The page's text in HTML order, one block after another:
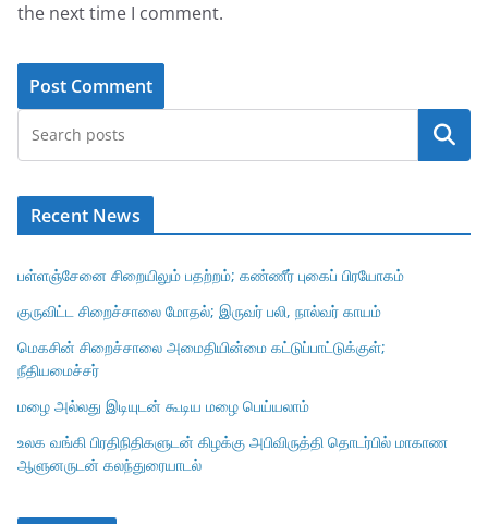
the next time I comment.
Search
Recent News
பள்ளஞ்சேனை சிறையிலும் பதற்றம்; கண்ணீர் புகைப் பிரயோகம்
குருவிட்ட சிறைச்சாலை மோதல்; இருவர் பலி, நால்வர் காயம்
மெகசின் சிறைச்சாலை அமைதியின்மை கட்டுப்பாட்டுக்குள்;
நீதியமைச்சர்
மழை அல்லது இடியுடன் கூடிய மழை பெய்யலாம்
உலக வங்கி பிரதிநிதிகளுடன் கிழக்கு அபிவிருத்தி தொடர்பில் மாகாண
ஆளுனருடன் கலந்துரையாடல்